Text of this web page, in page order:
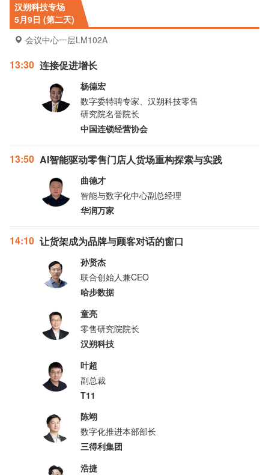
汉朔科技专场
5月9日 (第二天)
会议中心一层LM102A
13:30 连接促进增长
杨德宏
数字委特聘专家、汉朔科技零售
研究院名誉院长
中国连锁经营协会
13:50 AI智能驱动零售门店人货场重构探索与实践
曲德才
智能与数字化中心副总经理
华润万家
14:10 让货架成为品牌与顾客对话的窗口
孙贤杰
联合创始人兼CEO
哈步数据
童亮
零售研究院院长
汉朔科技
叶超
副总裁
T11
陈翊
数字化推进本部部长
三得利集团
浩捷